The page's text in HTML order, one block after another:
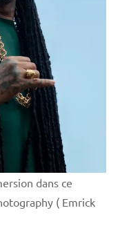
dans ce
( Emrick